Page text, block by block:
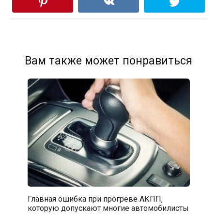
Вам также может понравиться
Главная ошибка при прогреве АКПП,
которую допускают многие автомобилисты